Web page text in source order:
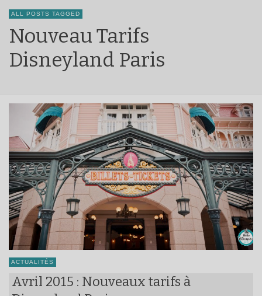
ALL POSTS TAGGED
Nouveau Tarifs
Disneyland Paris
ACTUALITÉS
Avril 2015 : Nouveaux tarifs à